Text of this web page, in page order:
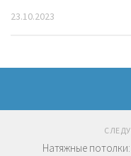
23.10.2023
Натяжные